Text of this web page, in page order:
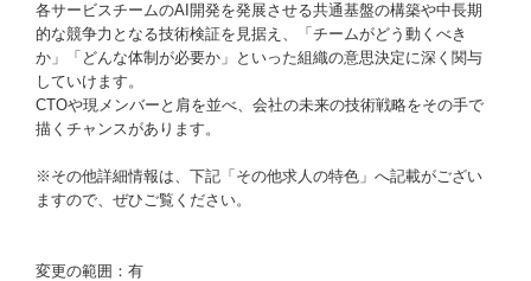
各サービスチームのAI開発を発展させる共通基盤の構築や中長期
的な競争力となる技術検証を見据え、「チームがどう動くべき
か」「どんな体制が必要か」といった組織の意思決定に深く関与
していけます。
CTOや現メンバーと肩を並べ、会社の未来の技術戦略をその手で
描くチャンスがあります。
※その他詳細情報は、下記「その他求人の特色」へ記載がござい
ますので、ぜひご覧ください。
変更の範囲：有